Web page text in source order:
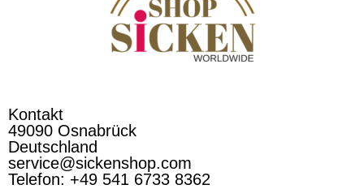
Kontakt
49090 Osnabrück
Deutschland
service@sickenshop.com
Telefon: +49 541 6733 8362